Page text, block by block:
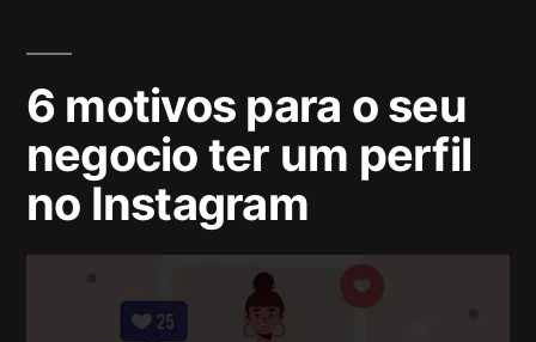
6 motivos para o seu
negocio ter um perfil
no Instagram